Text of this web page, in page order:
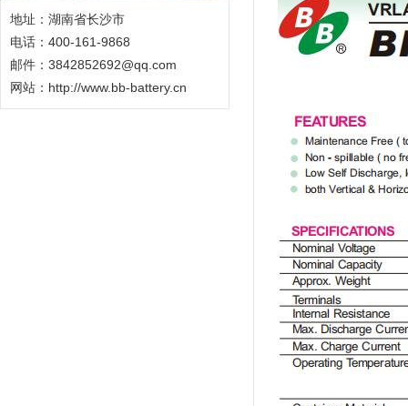
地址：湖南省长沙市
电话：400-161-9868
邮件：3842852692@qq.com
网站： http://www.bb-battery.cn